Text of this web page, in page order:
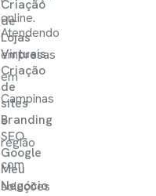
Criação
de
Lojas
Virtuais
Criação
de
sites
Branding
SEO
Google
Meu
Negócio
online.
Atendendo
empresas
em
Campinas
e
região
com
soluções